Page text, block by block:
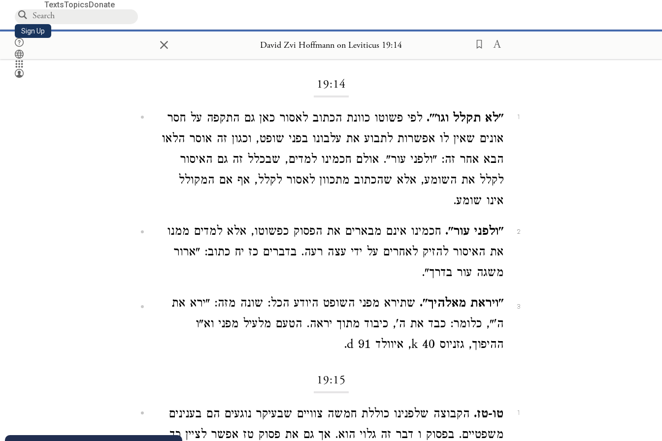
TextsTopicsDonate
Sign Up × David Zvi Hoffmann on Leviticus 19:14
19:14
1 "לא תקלל וגו'". לפי פשוטו כוונת הכתוב לאסור כאן גם התקפה על חסר
אונים שאין לו אפשרות לתבוע את עלבונו בפני שופט, וכגון זה אוסר הלאו
הבא אחר זה: "ולפני עור". אולם חכמינו למדים, שבכלל זה גם האיסור
לקלל את השומע, אלא שהכתוב מתכוון לאסור לקלל, אף אם המקולל
אינו שומע.
2 "ולפני עור". חכמינו אינם מבארים את הפסוק כפשוטו, אלא למדים ממנו
את האיסור להזיק לאחרים על ידי עצה רעה. בדברים כז יח כתוב: "ארור
משגה עור בדרך".
3 "ויראת מאלהיך". שתירא מפני השופט היודע הכל: שונה מזה: "ירא את
ה'", כלומר: כבד את ה', כיבוד מתוך יראה. הטעם מלעיל מפני וא"ו
ההיפוך, גזניוס 40 k, איוולד 91 d.
19:15
1 טו-טז. הקבוצה שלפנינו כוללת חמשה צוויים שבעיקר נוגעים הם בענינים
משפטיים. בפסוק ו דבר זה גלוי הוא. אך גם את פסוק טז אפשר לציין כך,